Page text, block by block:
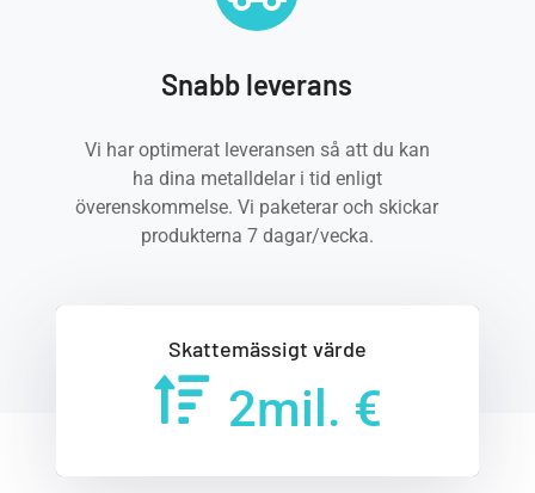
Snabb leverans
Vi har optimerat leveransen så att du kan
ha dina metalldelar i tid enligt
överenskommelse. Vi paketerar och skickar
produkterna 7 dagar/vecka.
Skattemässigt värde
2mil. €